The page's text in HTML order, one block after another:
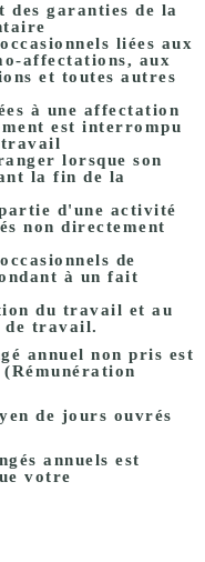
des garanties de la
liées aux
affectations, aux
et toutes autres
à une affectation
est interrompu
travail
lorsque son
la fin de la
d'une activité
non directement
de
à un fait
du travail et au
de travail.
annuel non pris est
de jours ouvrés
annuels est
votre